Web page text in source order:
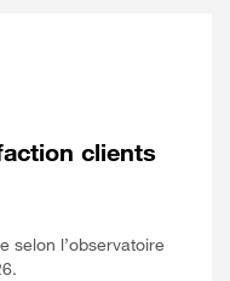
clients
selon l’observatoire